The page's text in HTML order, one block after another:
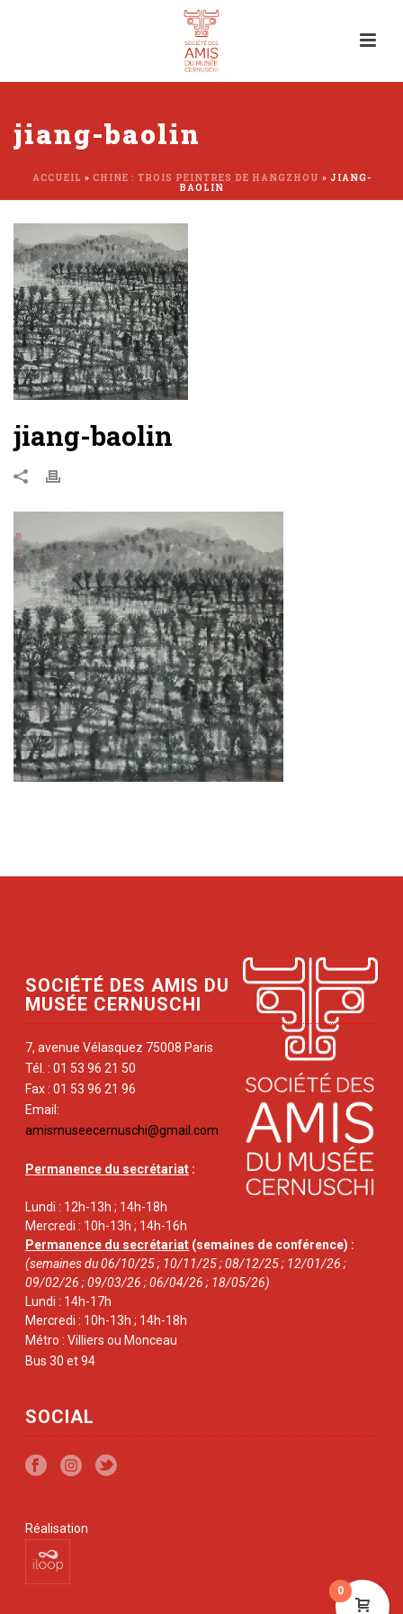
jiang-baolin
ACCUEIL » CHINE : TROIS PEINTRES DE HANGZHOU » JIANG-
BAOLIN
jiang-baolin
SOCIÉTÉ DES AMIS DU
MUSÉE CERNUSCHI
7, avenue Vélasquez 75008 Paris
Tél. : 01 53 96 21 50
Fax : 01 53 96 21 96
Email:
amismuseecernuschi@gmail.com
Permanence du secrétariat :
Lundi : 12h-13h ; 14h-18h
Mercredi : 10h-13h ; 14h-16h
Permanence du secrétariat (semaines de conférence) :
(semaines du 06/10/25 ; 10/11/25 ; 08/12/25 ; 12/01/26 ;
09/02/26 ; 09/03/26 ; 06/04/26 ; 18/05/26)
Lundi : 14h-17h
Mercredi : 10h-13h ; 14h-18h
Métro : Villiers ou Monceau
Bus 30 et 94
SOCIAL
Réalisation
0